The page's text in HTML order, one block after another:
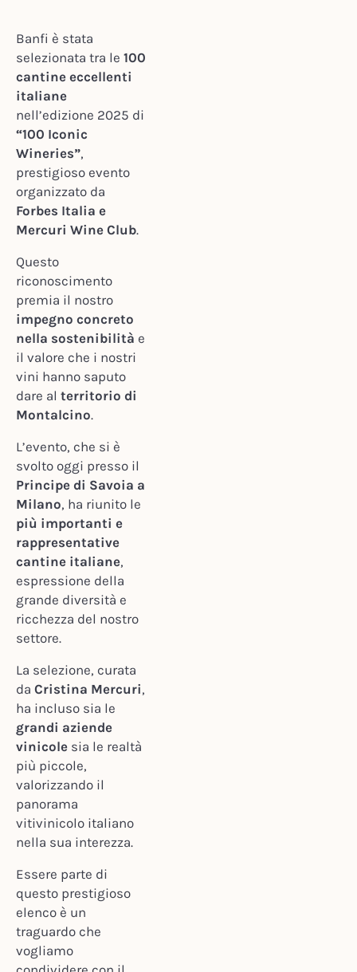
Banfi è stata
selezionata tra le 100
cantine eccellenti
italiane
nell’edizione 2025 di
“100 Iconic
Wineries”,
prestigioso evento
organizzato da
Forbes Italia e
Mercuri Wine Club.
Questo
riconoscimento
premia il nostro
impegno concreto
nella sostenibilità e
il valore che i nostri
vini hanno saputo
dare al territorio di
Montalcino.
L’evento, che si è
svolto oggi presso il
Principe di Savoia a
Milano, ha riunito le
più importanti e
rappresentative
cantine italiane,
espressione della
grande diversità e
ricchezza del nostro
settore.
La selezione, curata
da Cristina Mercuri,
ha incluso sia le
grandi aziende
vinicolesia le realtà
più piccole,
valorizzando il
panorama
vitivinicolo italiano
nella sua interezza.
Essere parte di
questo prestigioso
elenco è un
traguardo che
vogliamo